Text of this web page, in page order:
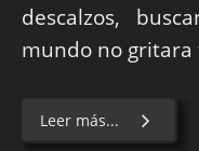
descalzos,
mundo no gritara
Leer más...